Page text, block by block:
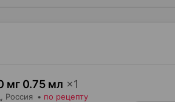
мг 0.75 мл ×1
, Россия • по рецепту